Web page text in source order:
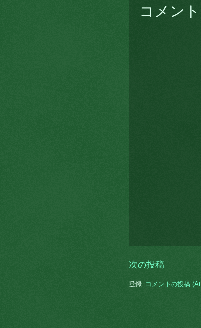
コメン
次の投稿
登録: コメントの投稿